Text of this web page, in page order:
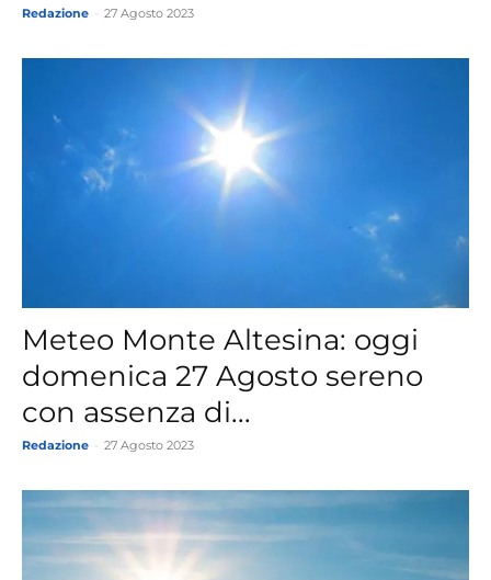
Redazione 27 Agosto 2023
Meteo Monte Altesina: oggi
domenica 27 Agosto sereno
con assenza di...
Redazione 27 Agosto 2023